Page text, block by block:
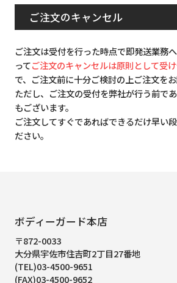
ご注文のキャンセル
ご注文は受付を行った時点で即発送業務
ってご注文のキャンセルは原則として受
で、ご注文前に十分ご検討の上ご注文をお
ただし、ご注文の受付を弊社が行う前で
もございます。
ご注文してすぐであればできるだけ早い
ださい。
ボディーガード本店
〒872-0033
大分県宇佐市住吉町2丁目27番地
(TEL)03-4500-9651
(FAX)03-4500-9652